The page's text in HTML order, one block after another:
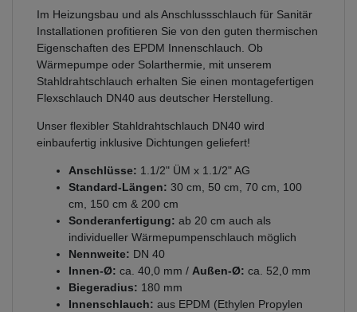
Im Heizungsbau und als Anschlussschlauch für Sanitär
Installationen profitieren Sie von den guten thermischen
Eigenschaften des EPDM Innenschlauch. Ob
Wärmepumpe oder Solarthermie, mit unserem
Stahldrahtschlauch erhalten Sie einen montagefertigen
Flexschlauch DN40 aus deutscher Herstellung.
Unser flexibler Stahldrahtschlauch DN40 wird
einbaufertig inklusive Dichtungen geliefert!
Anschlüsse: 1.1/2" ÜM x 1.1/2" AG
Standard-Längen: 30 cm, 50 cm, 70 cm, 100
cm, 150 cm & 200 cm
Sonderanfertigung: ab 20 cm auch als
individueller Wärmepumpenschlauch möglich
Nennweite: DN 40
Innen-Ø: ca. 40,0 mm / Außen-Ø: ca. 52,0 mm
Biegeradius: 180 mm
Innenschlauch: aus EPDM (Ethylen Propylen